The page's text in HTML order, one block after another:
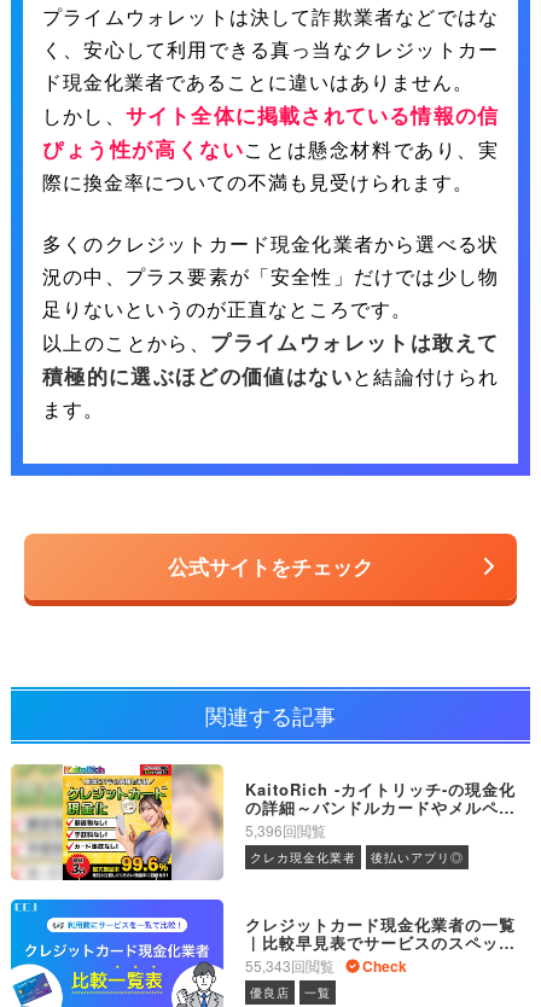
プライムウォレットは決して詐欺業者などではな
く、安心して利用できる真っ当なクレジットカー
ド現金化業者であることに違いはありません。
しかし、 サイト全体に掲載されている情報の信
ぴょう性が高くないことは懸念材料であり、実
際に換金率についての不満も見受けられます。
多くのクレジットカード現金化業者から選べる状
況の中、プラス要素が「安全性」だけでは少し物
足りないというのが正直なところです。
以上のことから、 プライムウォレットは敢えて
積極的に選ぶほどの価値はないと結論付けられ
ます。
公式サイトをチェック
関連する記事
KaitoRich -カイトリッチ-の現金化
の詳細～バンドルカードやメルペイ
にも対応
5,396回閲覧
クレカ現金化業者 後払いアプリ◎
クレジットカード現金化業者の一覧
｜比較早見表でサービスのスペック
が一目でわかる
55,343回閲覧 Check
優良店 一覧